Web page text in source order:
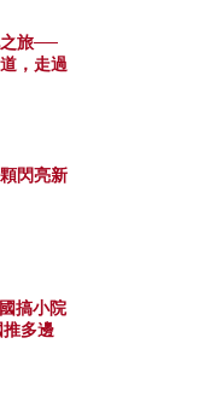
旅──
，走過
閃亮新
搞小院
推多邊